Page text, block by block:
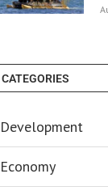
CATEGORIES
Development
Economy